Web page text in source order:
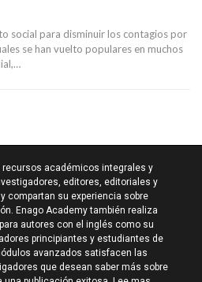
social para disminuir los contagios por
se han vuelto populares en muchos
recursos académicos integrales y
editores, editoriales y
compartan su experiencia sobre
Enago Academy también realiza
autores con el inglés como su
principiantes y estudiantes de
avanzados satisfacen las
que desean saber más sobre